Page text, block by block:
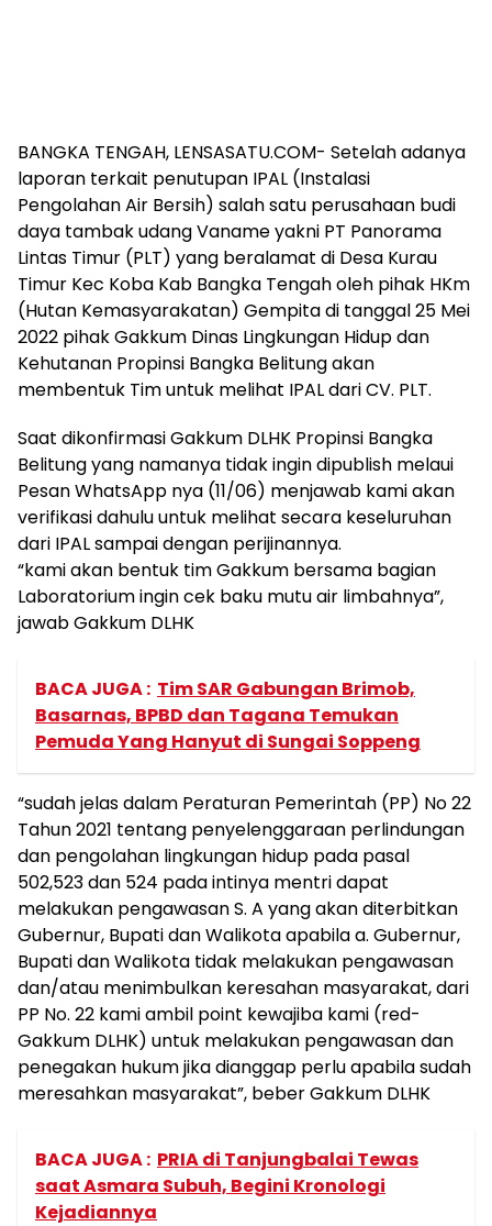
BANGKA TENGAH, LENSASATU.COM- Setelah adanya
laporan terkait penutupan IPAL (Instalasi
Pengolahan Air Bersih) salah satu perusahaan budi
daya tambak udang Vaname yakni PT Panorama
Lintas Timur (PLT) yang beralamat di Desa Kurau
Timur Kec Koba Kab Bangka Tengah oleh pihak HKm
(Hutan Kemasyarakatan) Gempita di tanggal 25 Mei
2022 pihak Gakkum Dinas Lingkungan Hidup dan
Kehutanan Propinsi Bangka Belitung akan
membentuk Tim untuk melihat IPAL dari CV. PLT.
Saat dikonfirmasi Gakkum DLHK Propinsi Bangka
Belitung yang namanya tidak ingin dipublish melaui
Pesan WhatsApp nya (11/06) menjawab kami akan
verifikasi dahulu untuk melihat secara keseluruhan
dari IPAL sampai dengan perijinannya.
“kami akan bentuk tim Gakkum bersama bagian
Laboratorium ingin cek baku mutu air limbahnya”,
jawab Gakkum DLHK
BACA JUGA : Tim SAR Gabungan Brimob,
Basarnas, BPBD dan Tagana Temukan
Pemuda Yang Hanyut di Sungai Soppeng
“sudah jelas dalam Peraturan Pemerintah (PP) No 22
Tahun 2021 tentang penyelenggaraan perlindungan
dan pengolahan lingkungan hidup pada pasal
502,523 dan 524 pada intinya mentri dapat
melakukan pengawasan S. A yang akan diterbitkan
Gubernur, Bupati dan Walikota apabila a. Gubernur,
Bupati dan Walikota tidak melakukan pengawasan
dan/atau menimbulkan keresahan masyarakat, dari
PP No. 22 kami ambil point kewajiba kami (red-
Gakkum DLHK) untuk melakukan pengawasan dan
penegakan hukum jika dianggap perlu apabila sudah
meresahkan masyarakat”, beber Gakkum DLHK
BACA JUGA : PRIA di Tanjungbalai Tewas
saat Asmara Subuh, Begini Kronologi
Kejadiannya